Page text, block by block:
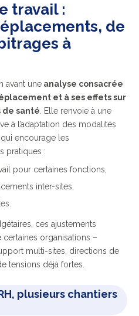
travail :
de
à
avant une analyse consacrée
et à ses effets sur
de santé . Elle renvoie à une
à l’adaptation des modalités
encourage les
pratiques :
pour certaines fonctions,
inter-sites,
ces ajustements
organisations –
multi-sites, directions de
tensions déjà fortes.
plusieurs chantiers